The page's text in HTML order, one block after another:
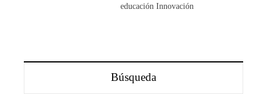
educación Innovación
Búsqueda